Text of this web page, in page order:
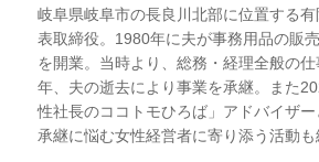
岐阜県岐阜市の長良川北部に位置する
表取締役。1980年に夫が事務用品の販
を開業。当時より、総務・経理全般の
年、夫の逝去により事業を承継。また
性社長のココトモひろば」アドバイザ
承継に悩む女性経営者に寄り添う活動も